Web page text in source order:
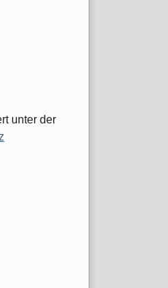
unter der